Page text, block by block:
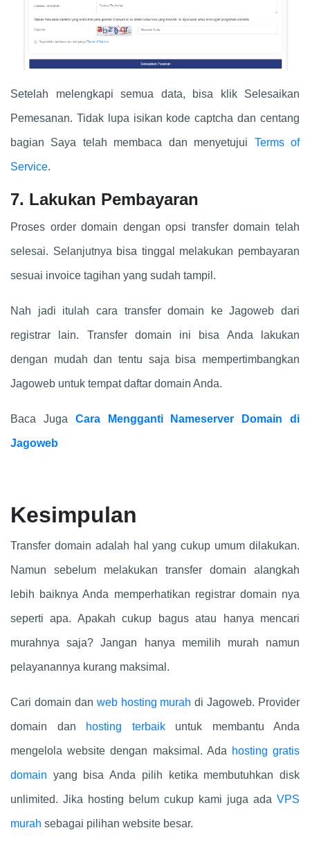
Setelah melengkapi semua data, bisa klik Selesaikan
Pemesanan. Tidak lupa isikan kode captcha dan centang
bagian Saya telah membaca dan menyetujui Terms of
Service.
7. Lakukan Pembayaran
Proses order domain dengan opsi transfer domain telah
selesai. Selanjutnya bisa tinggal melakukan pembayaran
sesuai invoice tagihan yang sudah tampil.
Nah jadi itulah cara transfer domain ke Jagoweb dari
registrar lain. Transfer domain ini bisa Anda lakukan
dengan mudah dan tentu saja bisa mempertimbangkan
Jagoweb untuk tempat daftar domain Anda.
Baca Juga Cara Mengganti Nameserver Domain di
Jagoweb
Kesimpulan
Transfer domain adalah hal yang cukup umum dilakukan.
Namun sebelum melakukan transfer domain alangkah
lebih baiknya Anda memperhatikan registrar domain nya
seperti apa. Apakah cukup bagus atau hanya mencari
murahnya saja? Jangan hanya memilih murah namun
pelayanannya kurang maksimal.
Cari domain dan web hosting murahdi Jagoweb. Provider
domain dan hosting terbaikuntuk membantu Anda
mengelola website dengan maksimal. Ada hosting gratis
domain yang bisa Anda pilih ketika membutuhkan disk
unlimited. Jika hosting belum cukup kami juga ada VPS
murah sebagai pilihan website besar.